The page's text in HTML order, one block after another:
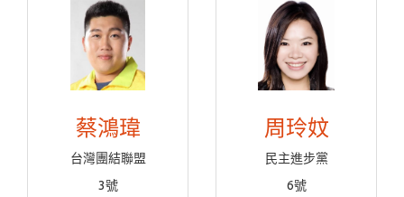
蔡鴻瑋
台灣團結聯盟
3號
周玲妏
民主進步黨
6號